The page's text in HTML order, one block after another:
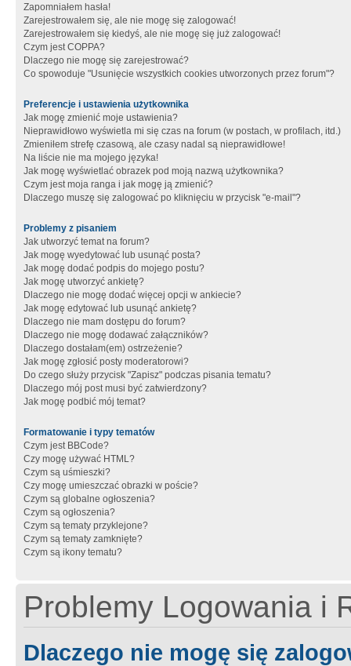
Zapomniałem hasła!
Zarejestrowałem się, ale nie mogę się zalogować!
Zarejestrowałem się kiedyś, ale nie mogę się już zalogować!
Czym jest COPPA?
Dlaczego nie mogę się zarejestrować?
Co spowoduje "Usunięcie wszystkich cookies utworzonych przez forum"?
Preferencje i ustawienia użytkownika
Jak mogę zmienić moje ustawienia?
Nieprawidłowo wyświetla mi się czas na forum (w postach, w profilach, itd.)
Zmieniłem strefę czasową, ale czasy nadal są nieprawidłowe!
Na liście nie ma mojego języka!
Jak mogę wyświetlać obrazek pod moją nazwą użytkownika?
Czym jest moja ranga i jak mogę ją zmienić?
Dlaczego muszę się zalogować po kliknięciu w przycisk "e-mail"?
Problemy z pisaniem
Jak utworzyć temat na forum?
Jak mogę wyedytować lub usunąć posta?
Jak mogę dodać podpis do mojego postu?
Jak mogę utworzyć ankietę?
Dlaczego nie mogę dodać więcej opcji w ankiecie?
Jak mogę edytować lub usunąć ankietę?
Dlaczego nie mam dostępu do forum?
Dlaczego nie mogę dodawać załączników?
Dlaczego dostałam(em) ostrzeżenie?
Jak mogę zgłosić posty moderatorowi?
Do czego służy przycisk "Zapisz" podczas pisania tematu?
Dlaczego mój post musi być zatwierdzony?
Jak mogę podbić mój temat?
Formatowanie i typy tematów
Czym jest BBCode?
Czy mogę używać HTML?
Czym są uśmieszki?
Czy mogę umieszczać obrazki w poście?
Czym są globalne ogłoszenia?
Czym są ogłoszenia?
Czym są tematy przyklejone?
Czym są tematy zamknięte?
Czym są ikony tematu?
Problemy Logowania i
Dlaczego nie mogę się